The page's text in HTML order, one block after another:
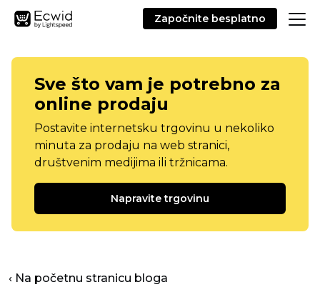
Započnite besplatno
Sve što vam je potrebno za
online prodaju
Postavite internetsku trgovinu u nekoliko
minuta za prodaju na web stranici,
društvenim medijima ili tržnicama.
Napravite trgovinu
‹ Na početnu stranicu bloga